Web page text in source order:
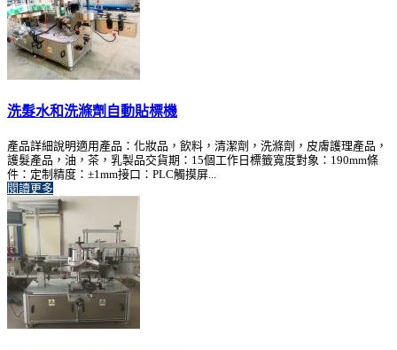
洗髮水和洗滌劑自動貼標機
產品詳細說明適用產品：化妝品，飲料，清潔劑，洗滌劑，皮膚護理產品，
護髮產品，油，茶，乳製品交貨期：15個工作日標籤寬度對象：190mm條
件：定制精度：±1mm接口：PLC觸摸屏...
閱讀更多